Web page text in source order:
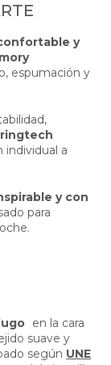
y
espumación y
individual a
y con
para
en la cara
suave y
según UNE